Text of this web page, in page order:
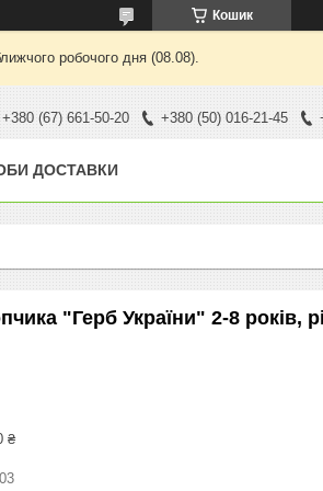
Кошик
робочого дня (08.08).
+380 (67) 661-50-20 +380 (50) 016-21-45
ДОСТАВКИ
"Герб України" 2-8 років,
₴